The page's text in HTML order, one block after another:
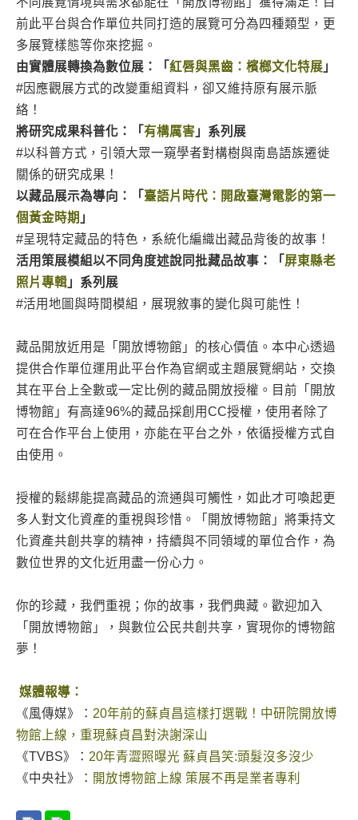
前此平台與合作單位共同打造的展覽可分為四種類型，更
多展覽樣態等你來挖掘。
由實體展轉換為數位展：「 紅唇與黑齒：檳榔文化特展」
#因應觀展方式的改變重組資料，卻又維持原有展示脈
絡！
將研究成果科普化：「 有構厲害」系列展
#以科普方式，引領大眾一窺學者對構樹與南島語族遷徙
關係的研究成果！
以藏品展示為導向：「 臺語片時代：開啟臺灣電影的第一
個黃金時期 」
#呈現特定藏品的特色，系統化編織出藏品背後的故事！
活用策展模組以不同角度述說同批藏品故事：「 屏東縣老
照片專輯」系列展
#活用地圖與時間模組，展現敘事的變化與可能性！
藏品開放近用是「開放博物館」的核心價值。本中心透過
提供合作單位運用此平台作為官網或主題展覽網站，交換
其在平台上全數或一定比例的藏品開放授權。目前「開放
博物館」有高達96%的藏品採創用CC授權，使用者除了
可在合作平台上使用，亦能在平台之外，依循授權方式自
由使用。
授權的鬆綁能提高藏品的流通與可觸性，如此才可喚起更
多人對文化資產的重視與珍惜。「開放博物館」將秉持文
化資產共創共享的精神，持續與不同領域的單位合作，為
數位世界的文化近用盡一份心力。
你的珍藏，我們重視；你的故事，我們典藏。歡迎加入
「開放博物館」，與數位公民共創共享，實現你的博物館
夢！
媒體報導：
《風傳媒》： 20年前的蘇貞昌這樣打選戰！中研院開放博
物館上線，重現蘇貞昌對決謝深山
《TVBS》： 20年青澀照曝光 蘇貞昌笑:頭髮沒多沒少
《中央社》： 開放博物館上線 策展不再是業者專利